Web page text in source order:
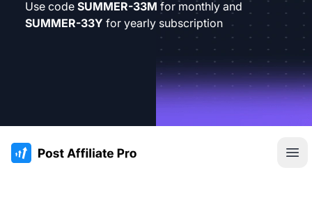
Use code SUMMER-33M for monthly and
SUMMER-33Y for yearly subscription
:site.title